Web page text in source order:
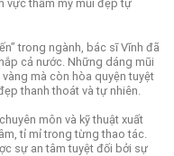
vực thẩm mỹ mũi đẹp tự
trong ngành, bác sĩ Vĩnh đã
cả nước. Những dáng mũi
mà còn hòa quyện tuyệt
thanh thoát và tự nhiên.
môn và kỹ thuật xuất
tỉ mỉ trong từng thao tác.
sự an tâm tuyệt đối bởi sự